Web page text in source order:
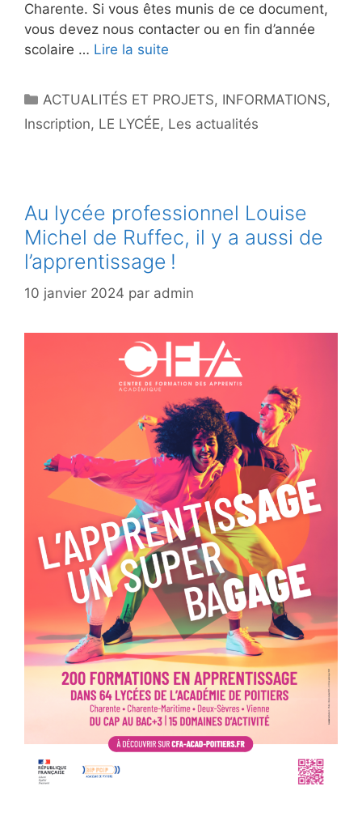
Charente. Si vous êtes munis de ce document,
vous devez nous contacter ou en fin d’année
scolaire … Lire la suite
Catégories
ACTUALITÉS ET PROJETS, INFORMATIONS,
Inscription, LE LYCÉE, Les actualités
Au lycée professionnel Louise
Michel de Ruffec, il y a aussi de
l’apprentissage !
10 janvier 2024 par admin